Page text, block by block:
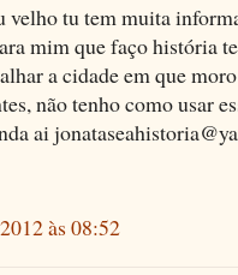
velho tu tem muita
mim que faço história
a cidade em que
não tenho como usar
ai
às 08:52